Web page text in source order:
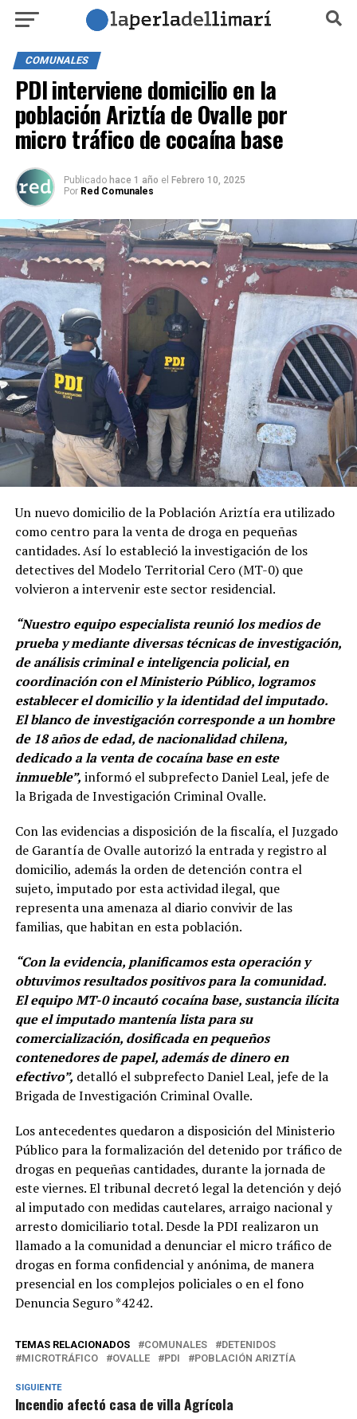
COMUNALES
PDI interviene domicilio en la
población Ariztía de Ovalle por
micro tráfico de cocaína base
Publicado hace 1 año el Febrero 10, 2025
Por Red Comunales
Un nuevo domicilio de la Población Ariztía era utilizado
como centro para la venta de droga en pequeñas
cantidades. Así lo estableció la investigación de los
detectives del Modelo Territorial Cero (MT-0) que
volvieron a intervenir este sector residencial.
“Nuestro equipo especialista reunió los medios de
prueba y mediante diversas técnicas de investigación,
de análisis criminal e inteligencia policial, en
coordinación con el Ministerio Público, logramos
establecer el domicilio y la identidad del imputado.
El blanco de investigación corresponde a un hombre
de 18 años de edad, de nacionalidad chilena,
dedicado a la venta de cocaína base en este
inmueble”, informó el subprefecto Daniel Leal, jefe de
la Brigada de Investigación Criminal Ovalle.
Con las evidencias a disposición de la fiscalía, el Juzgado
de Garantía de Ovalle autorizó la entrada y registro al
domicilio, además la orden de detención contra el
sujeto, imputado por esta actividad ilegal, que
representa una amenaza al diario convivir de las
familias, que habitan en esta población.
“Con la evidencia, planificamos esta operación y
obtuvimos resultados positivos para la comunidad.
El equipo MT-0 incautó cocaína base, sustancia ilícita
que el imputado mantenía lista para su
comercialización, dosificada en pequeños
contenedores de papel, además de dinero en
efectivo”, detalló el subprefecto Daniel Leal, jefe de la
Brigada de Investigación Criminal Ovalle.
Los antecedentes quedaron a disposición del Ministerio
Público para la formalización del detenido por tráfico de
drogas en pequeñas cantidades, durante la jornada de
este viernes. El tribunal decretó legal la detención y dejó
al imputado con medidas cautelares, arraigo nacional y
arresto domiciliario total. Desde la PDI realizaron un
llamado a la comunidad a denunciar el micro tráfico de
drogas en forma confidencial y anónima, de manera
presencial en los complejos policiales o en el fono
Denuncia Seguro *4242.
TEMAS RELACIONADOS COMUNALES
DETENIDOS
MICROTRÁFICO
OVALLE PDI POBLACIÓN ARIZTÍA
SIGUIENTE
Incendio afectó casa de villa Agrícola